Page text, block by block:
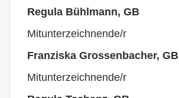
Regula Bühlmann, GB
Mitunterzeichnende/r
Franziska Grossenbacher, GB
Mitunterzeichnende/r